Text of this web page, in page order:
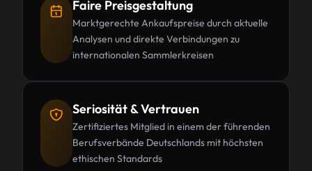
Faire Preisgestaltung
Marktgerechte Ankaufspreise durch aktuelle
Analysen und direkte Verbindungen zu
internationalen Sammlerkreisen
Seriosität & Vertrauen
Zertifiziertes Mitglied in einem der führenden
Berufsverbände Deutschlands mit höchsten
ethischen Standards